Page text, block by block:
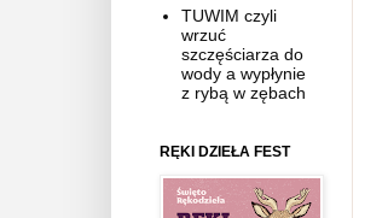
TUWIM czyli
wrzuć
szczęściarza do
wody a wypłynie
z rybą w zębach
RĘKI DZIEŁA FEST